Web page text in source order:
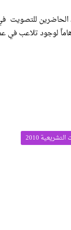
الحاضرين للتصويت
لوجود تلاعب في
2010